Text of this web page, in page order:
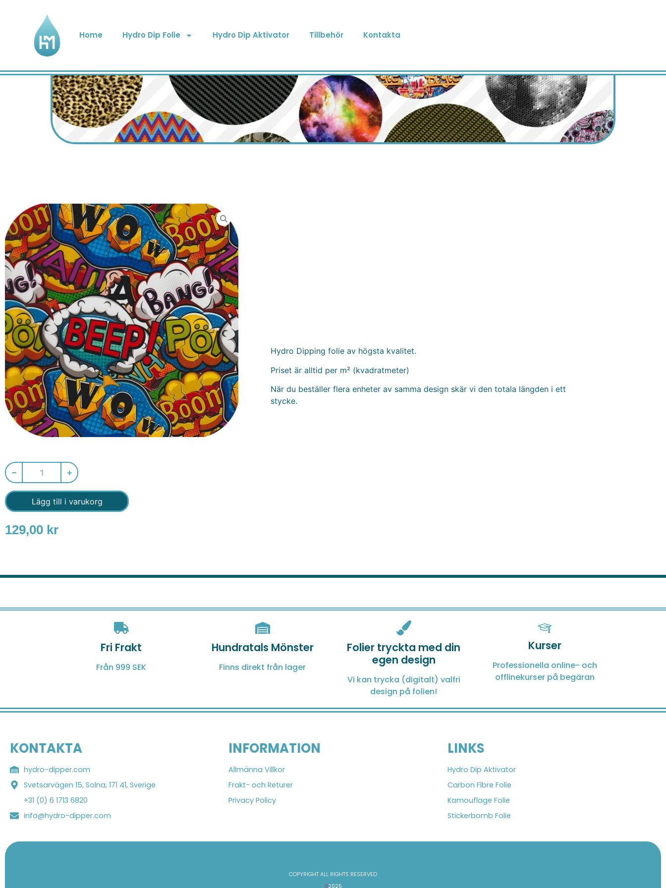
Home Hydro Dip Folie Hydro Dip Aktivator Tillbehör Kontakta
Lägg till i varukorg
129,00 kr
Hydro Dipping folie av högsta kvalitet.
Priset är alltid per m² (kvadratmeter)
När du beställer flera enheter av samma design skär vi den totala längden i ett
stycke.
Fri Frakt
Från 999 SEK
Hundratals Mönster
Finns direkt från lager
Folier tryckta med din
egen design
Vi kan trycka (digitalt) valfri
design på folien!
Kurser
Professionella online- och
offlinekurser på begäran
KONTAKTA
hydro-dipper.com
Svetsarvägen 15, Solna, 171 41, Sverige
+31 (0) 6 1713 6820
info@hydro-dipper.com
INFORMATION
Allmänna Villkor
Frakt- och Returer
Privacy Policy
LINKS
Hydro Dip Aktivator
Carbon Fibre Folie
Kamouflage Folie
Stickerbomb Folie
COPYRIGHT ALL RIGHTS RESERVED
©2025